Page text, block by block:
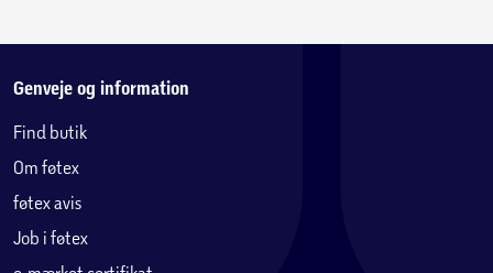
Genveje og information
Find butik
Om føtex
føtex avis
Job i føtex